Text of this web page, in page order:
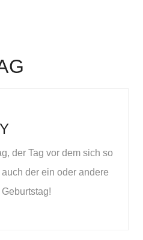
der Tag vor dem sich so
der ein oder andere